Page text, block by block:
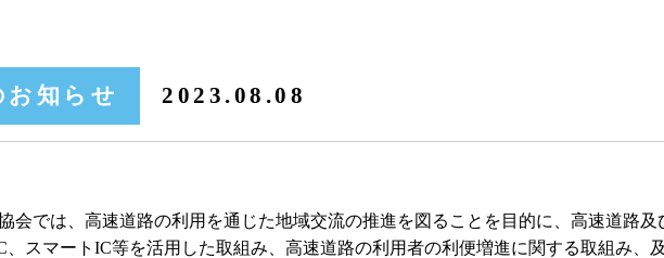
知らせ 2023.08.08
会では、高速道路の利用を通じた地域交流の推進を図ることを目的に、高速道路及
、スマートIC等を活用した取組み、高速道路の利用者の利便増進に関する取組み、